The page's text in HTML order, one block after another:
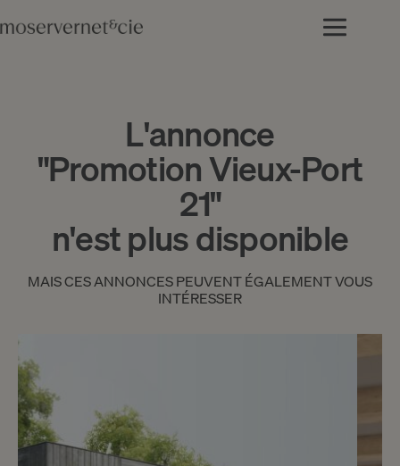
L'annonce
"Promotion Vieux-Port
21"
n'est plus disponible
MAIS CES ANNONCES PEUVENT ÉGALEMENT VOUS
INTÉRESSER